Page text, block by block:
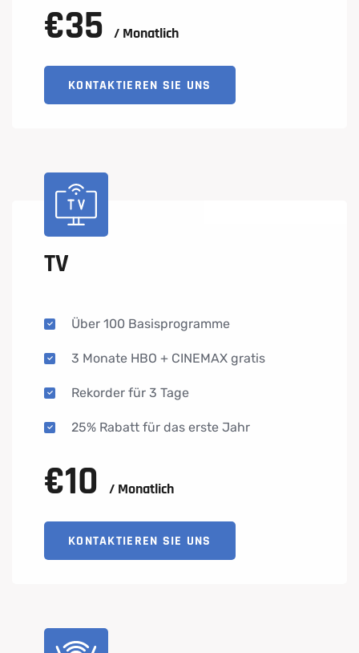
€35 / Monatlich
KONTAKTIEREN SIE UNS
TV
Über 100 Basisprogramme
3 Monate HBO + CINEMAX gratis
Rekorder für 3 Tage
25% Rabatt für das erste Jahr
€10 / Monatlich
KONTAKTIEREN SIE UNS